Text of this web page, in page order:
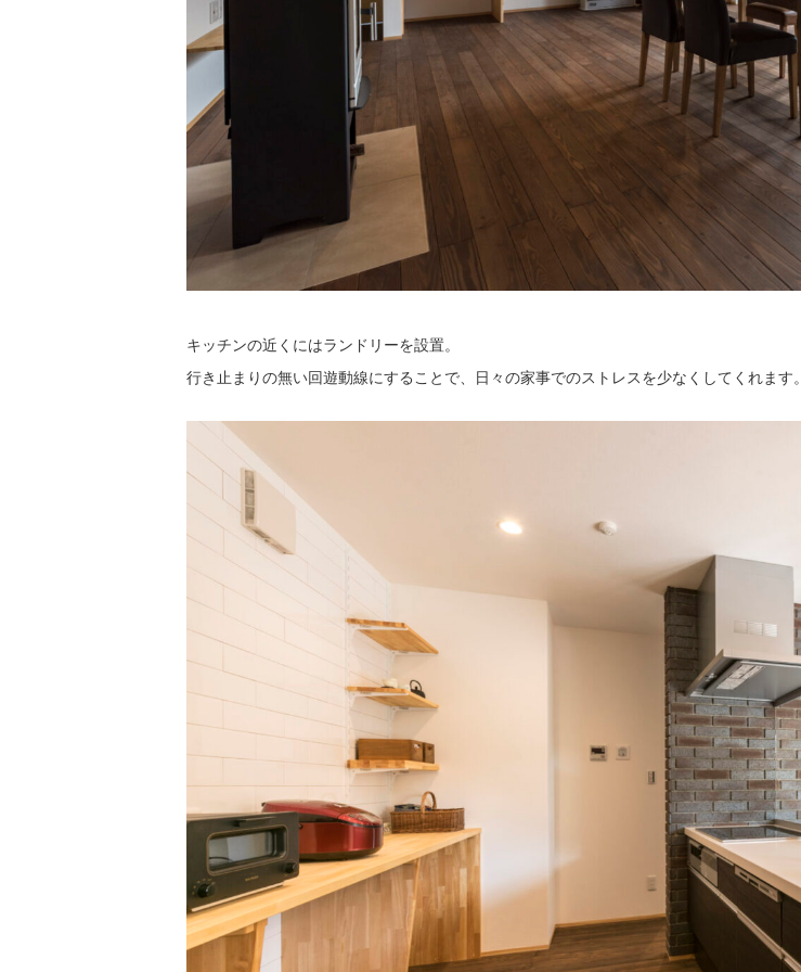
キッチンの近くにはランドリーを設置。
行き止まりの無い回遊動線にすることで、日々の家事でのストレスを少なくしてくれます。